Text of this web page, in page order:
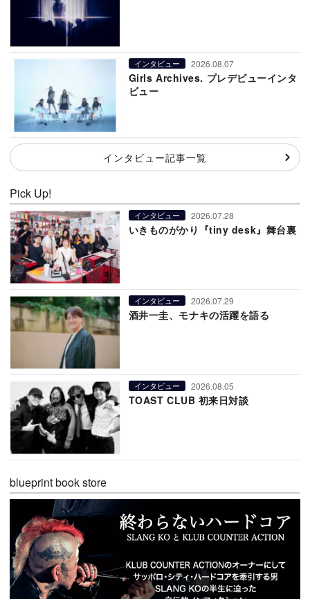
インタビュー 2026.08.07
Girls Archives. プレデビューインタ
ビュー
インタビュー記事一覧
Pick Up!
インタビュー 2026.07.28
いきものがかり『tiny desk』舞台裏
インタビュー 2026.07.29
酒井一圭、モナキの活躍を語る
インタビュー 2026.08.05
TOAST CLUB 初来日対談
blueprint book store